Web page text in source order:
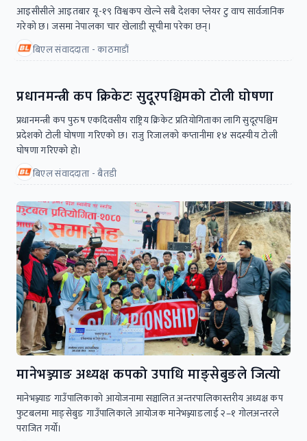
आइसीसीले आइतबार यू-१९ विश्वकप खेल्ने सबै देशका प्लेयर टु वाच सार्वजानिक
गरेको छ। जसमा नेपालका चार खेलाडी सूचीमा परेका छन्।
बिएल संवाददाता - काठमाडौं
प्रधानमन्त्री कप क्रिकेटः सुदूरपश्चिमको टोली घोषणा
प्रधानमन्त्री कप पुरुष एकदिवसीय राष्ट्रिय क्रिकेट प्रतियोगिताका लागि सुदूरपश्चिम
प्रदेशको टोली घोषणा गरिएको छ। राजु रिजालको कप्तानीमा १४ सदस्यीय टोली
घोषणा गरिएको हो।
बिएल संवाददाता - बैतडी
मानेभञ्ज्याङ अध्यक्ष कपको उपाधि माङ्सेबुङले जित्यो
मानेभञ्ज्याङ गाउँपालिकाको आयोजनामा सञ्चालित अन्तरपालिकास्तरीय अध्यक्ष कप
फुटबलमा माङ्सेबुङ गाउँपालिकाले आयोजक मानेभञ्ज्याङलाई २–१ गोलअन्तरले
पराजित गर्यो।